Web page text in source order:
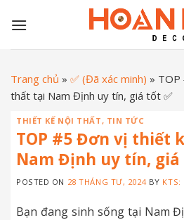
Trang chủ » ✅ (Đã xác minh) » TOP
thất tại Nam Định uy tín, giá tốt ✅
THIẾT KẾ NỘI THẤT, TIN TỨC
TOP #5 Đơn vị thiết
Nam Định uy tín, giá
POSTED ON 28 THÁNG TƯ, 2024BY KTS:
Bạn đang sinh sống tại Nam